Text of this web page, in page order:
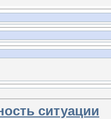
ситуации